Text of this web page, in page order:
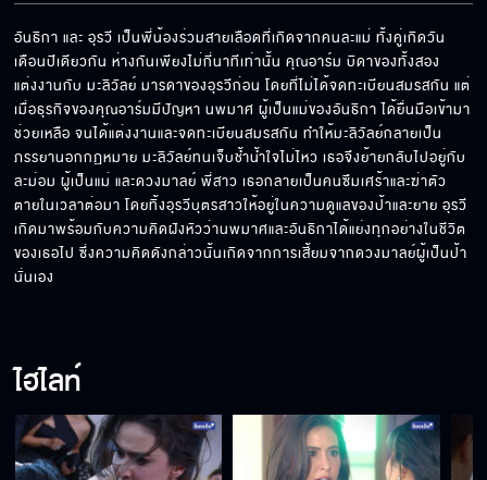
อันธิกา และ อุรวี เป็นพี่น้องร่วมสายเลือดที่เกิดจากคนละแม่ ทั้งคู่เกิดวัน
เดือนปีเดียวกัน ห่างกันเพียงไม่กี่นาทีเท่านั้น คุณอาร์ม บิดาของทั้งสอง
แต่งงานกับ มะลิวัลย์ มารดาของอุรวีก่อน โดยที่ไม่ได้จดทะเบียนสมรสกัน แต่
เมื่อธุรกิจของคุณอาร์มมีปัญหา นพมาศ ผู้เป็นแม่ของอันธิกา ได้ยื่นมือเข้ามา
ช่วยเหลือ จนได้แต่งงานและจดทะเบียนสมรสกัน ทำให้มะลิวัลย์กลายเป็น
ภรรยานอกกฏหมาย มะลิวัลย์ทนเจ็บช้ำน้ำใจไม่ไหว เธอจึงย้ายกลับไปอยู่กับ
ละม่อม ผู้เป็นแม่ และดวงมาลย์ พี่สาว เธอกลายเป็นคนซึมเศร้าและฆ่าตัว
ตายในเวลาต่อมา โดยทิ้งอุรวีบุตรสาวให้อยู่ในความดูแลของป้าและยาย อุรวี
เกิดมาพร้อมกับความคิดฝังหัวว่านพมาศและอันธิกาได้แย่งทุกอย่างในชีวิต
ของเธอไป ซึ่งความคิดดังกล่าวนั้นเกิดจากการเสี้ยมจากดวงมาลย์ผู้เป็นป้า
นั่นเอง
ไฮไลท์